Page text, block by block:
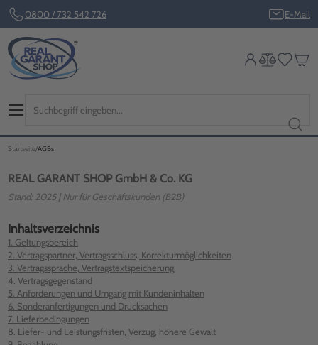
0800 / 732 542 726 E-Mail
Startseite AGBs
REAL GARANT SHOP GmbH & Co. KG
Stand: 2025 | Nur für Geschäftskunden (B2B)
Inhaltsverzeichnis
1. Geltungsbereich
2. Vertragspartner, Vertragsschluss, Korrekturmöglichkeiten
3. Vertragssprache, Vertragstextspeicherung
4. Vertragsgegenstand
5. Anforderungen und Umgang mit Kundeninhalten
6. Sonderanfertigungen und Drucksachen
7. Lieferbedingungen
8. Liefer- und Leistungsfristen, Verzug, höhere Gewalt